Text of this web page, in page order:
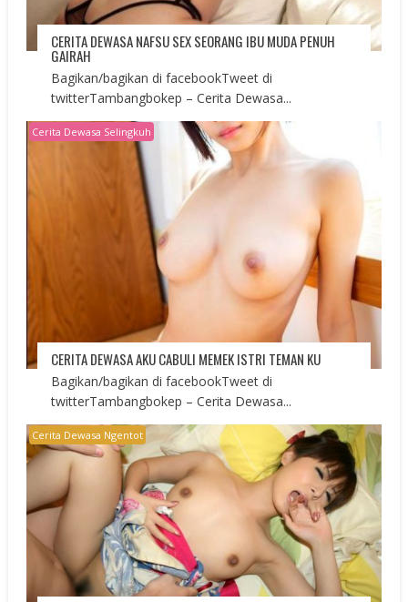
CERITA DEWASA NAFSU SEX SEORANG IBU MUDA PENUH
GAIRAH
Bagikan/bagikan di facebookTweet di
twitterTambangbokep – Cerita Dewasa...
Cerita Dewasa Selingkuh
CERITA DEWASA AKU CABULI MEMEK ISTRI TEMAN KU
Bagikan/bagikan di facebookTweet di
twitterTambangbokep – Cerita Dewasa...
Cerita Dewasa Ngentot